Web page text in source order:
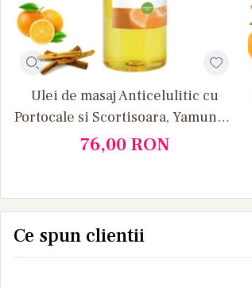
Ulei de masaj Anticelulitic cu
Portocale si Scortisoara, Yamuna 1
L
76,00 RON
Ce spun clientii